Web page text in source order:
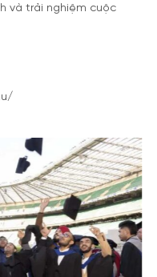
và trải nghiệm cuộc